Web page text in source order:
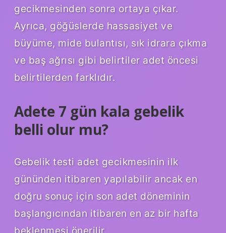
gecikmesinden sonra ortaya çıkar.
Ayrıca, göğüslerde hassasiyet ve
büyüme, mide bulantısı, sık idrara çıkma
ve baş ağrısı gibi belirtiler adet öncesi
belirtilerden farklıdır.
Adete 7 gün kala gebelik
belli olur mu?
Gebelik testi adet gecikmesinin ilk
gününden itibaren yapılabilir ancak en
doğru sonuç için son adet döneminin
başlangıcından itibaren en az bir hafta
beklenmesi önerilir.